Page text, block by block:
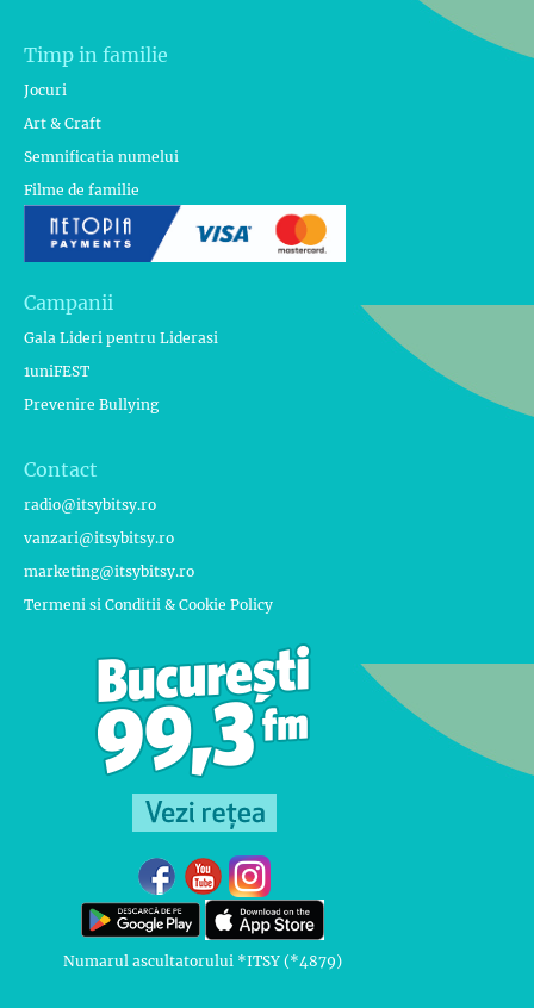
Timp in familie
Jocuri
Art & Craft
Semnificatia numelui
Filme de familie
Campanii
Gala Lideri pentru Liderasi
1uniFEST
Prevenire Bullying
Contact
radio@itsybitsy.ro
vanzari@itsybitsy.ro
marketing@itsybitsy.ro
Termeni si Conditii & Cookie Policy
Numarul ascultatorului *ITSY (*4879)